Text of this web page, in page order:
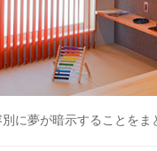
に夢が暗示することをま